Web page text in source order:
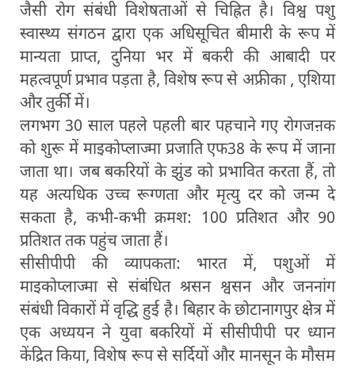
जैसी रोग संबंधी विशेषताओं से चिह्रित है। विश्व पशु
स्वास्थ्य संगठन द्वारा एक अधिसूचित बीमारी के रूप में
मान्यता प्राप्त, दुनिया भर में बकरी की आबादी पर
महत्वपूर्ण प्रभाव पड़ता है, विशेष रूप से अफ्रीका , एशिया
और तुर्की में।
लगभग 30 साल पहले पहली बार पहचाने गए रोगजऩक
को शुरू में माइकोप्लाज्मा प्रजाति एफ38 के रूप में जाना
जाता था। जब बकरियों के झुंड को प्रभावित करता हैं, तो
यह अत्यधिक उच्च रूग्णता और मृत्यु दर को जन्म दे
सकता है, कभी-कभी क्रमश: 100 प्रतिशत और 90
प्रतिशत तक पहुंच जाता हैं।
सीसीपीपी की व्यापकता: भारत में, पशुओं में
माइकोप्लाज्मा से संबंधित श्रसन श्वसन और जननांग
संबंधी विकारों में वृद्धि हुई है। बिहार के छोटानागपुर क्षेत्र में
एक अध्ययन ने युवा बकरियों में सीसीपीपी पर ध्यान
केंद्रित किया, विशेष रूप से सर्दियों और मानसून के मौसम